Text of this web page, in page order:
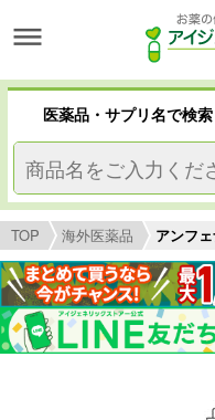
医薬品・サプリ名で検索
TOP 海外医薬品 アンフ